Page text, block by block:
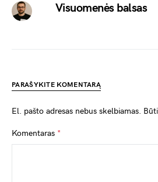
Visuomenės balsas
PARAŠYKITE KOMENTARĄ
El. pašto adresas nebus skelbiamas.
Komentaras *